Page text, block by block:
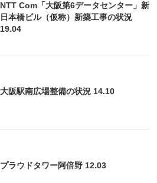
NTT Com「大阪第6データセンター」新
日本橋ビル（仮称）新築工事の状況
19.04
大阪駅南広場整備の状況 14.10
プラウドタワー阿倍野 12.03